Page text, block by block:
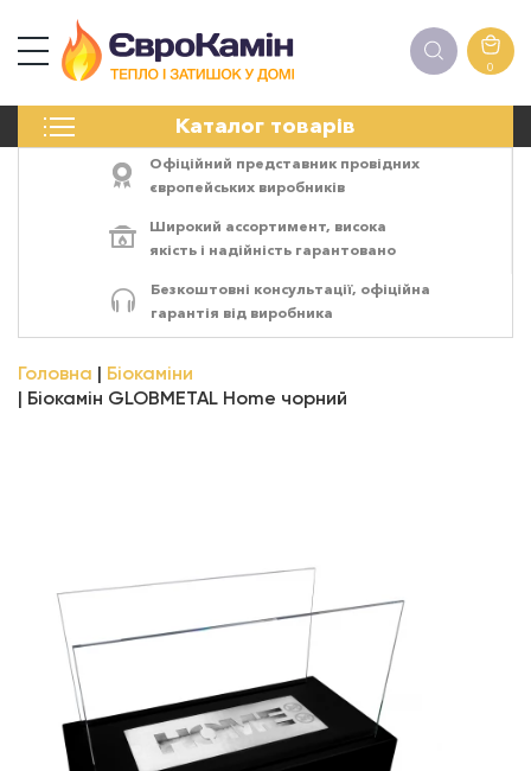
0
Каталог товарів
ПЕЧІ
ЕЛЕКТРОКАМІНИ
АКСЕСУАРИ
Офіційний представник провідних
європейських виробників
Широкий ассортимент, висока
якість і надійність гарантовано
Безкоштовні консультації, офіційна
гарантія від виробника
Головна
Біокаміни
Біокамін GLOBMETAL Home чорний